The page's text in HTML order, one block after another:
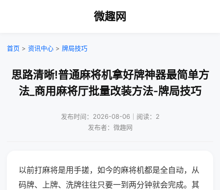
微趣网
首页 > 资讯中心 > 牌局技巧
思路清晰!普通麻将机拿好牌神器最简单方
法_商用麻将厅批量改装方法-牌局技巧
发布时间：2026-08-06｜阅读：2
发布者：微趣网
以前打麻将是用手搓，如今的麻将机都是全自动，从
码牌、上牌、洗牌往往只要一到两分钟就会完成。其